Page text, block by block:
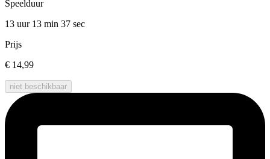
Speelduur
13 uur 13 min 37 sec
Prijs
€ 14,99
niet beschikbaar